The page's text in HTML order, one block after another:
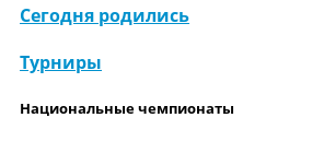
Сегодня родились
Турниры
Национальные чемпионаты